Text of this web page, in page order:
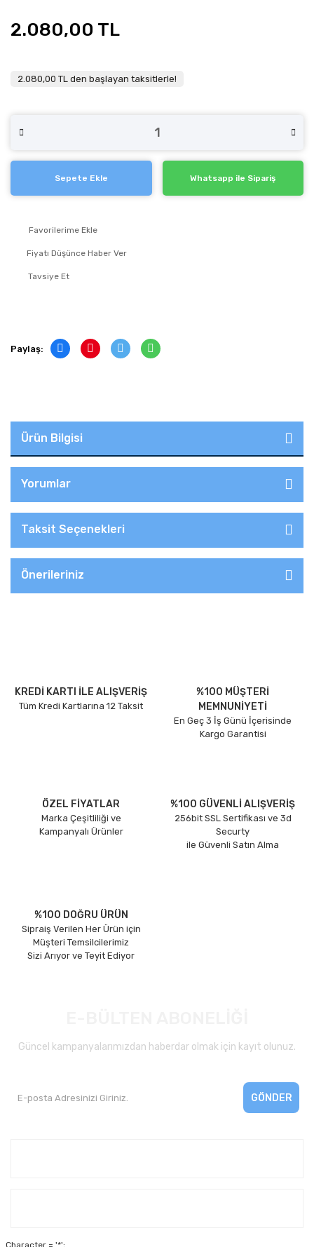
2.080,00 TL
2.080,00 TL den başlayan taksitlerle!
Sepete Ekle Whatsapp ile Sipariş
Fiyatı Düşünce Haber Ver
Tavsiye Et
Paylaş:
Ürün Bilgisi
Yorumlar
Taksit Seçenekleri
Önerileriniz
KREDİ KARTI İLE ALIŞVERİŞ
Tüm Kredi Kartlarına 12 Taksit
%100 MÜŞTERİ
MEMNUNİYETİ
En Geç 3 İş Günü İçerisinde
Kargo Garantisi
ÖZEL FİYATLAR
Marka Çeşitliliği ve
Kampanyalı Ürünler
%100 GÜVENLİ ALIŞVERİŞ
256bit SSL Sertifikası ve 3d
Securty
ile Güvenli Satın Alma
%100 DOĞRU ÜRÜN
Sipraiş Verilen Her Ürün için
Müşteri Temsilcilerimiz
Sizi Arıyor ve Teyit Ediyor
Güncel kampanyalarımızdan haberdar olmak için kayıt olunuz.
GÖNDER
Character = '*';